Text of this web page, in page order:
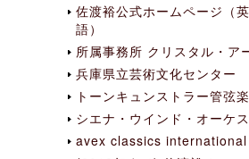
佐渡裕公式ホームページ（
語）
所属事務所 クリスタル・ア
兵庫県立芸術文化センター
トーンキュンストラー管弦
シエナ・ウインド・オーケ
avex classics international